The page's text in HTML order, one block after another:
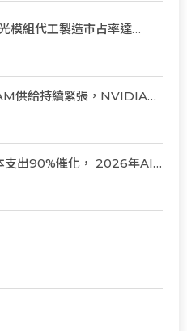
組代工製造市占率達
難脫鉤
供給持續緊張，NVIDIA評
出90%催化， 2026年AI